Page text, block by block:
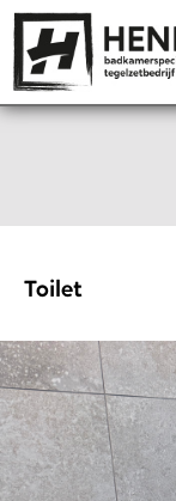
Home
Badkamers
Diensten
Toilet